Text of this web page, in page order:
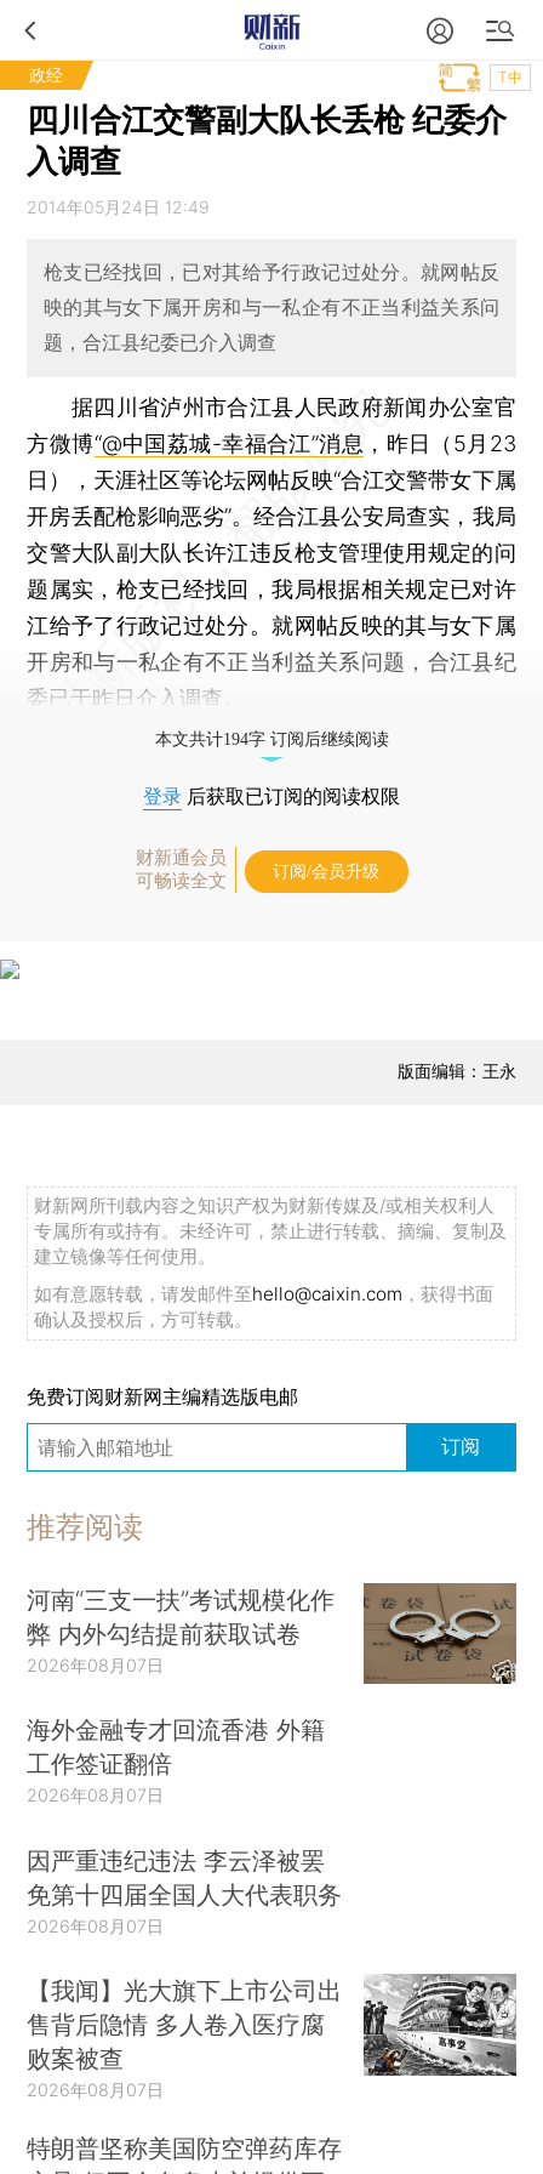
政经 T中
四川合江交警副大队长丢枪 纪委介
入调查
2014年05月24日 12:49
枪支已经找回，已对其给予行政记过处分。就网帖反
映的其与女下属开房和与一私企有不正当利益关系问
题，合江县纪委已介入调查
据四川省泸州市合江县人民政府新闻办公室官
方微博“@中国荔城-幸福合江”消息 ，昨日（5月23
日），天涯社区等论坛网帖反映“合江交警带女下属
开房丢配枪影响恶劣”。经合江县公安局查实，我局
交警大队副大队长许江违反枪支管理使用规定的问
题属实，枪支已经找回，我局根据相关规定已对许
江给予了行政记过处分。就网帖反映的其与女下属
开房和与一私企有不正当利益关系问题，合江县纪
委已于昨日介入调查。
本文共计194字 订阅后继续阅读
登录 后获取已订阅的阅读权限
财新通会员
可畅读全文
订阅/会员升级
版面编辑：王永
财新网所刊载内容之知识产权为财新传媒及/或相关权利人
专属所有或持有。未经许可，禁止进行转载、摘编、复制及
建立镜像等任何使用。
如有意愿转载，请发邮件至hello@caixin.com ，获得书面
确认及授权后，方可转载。
免费订阅财新网主编精选版电邮
订阅
推荐阅读
河南“三支一扶”考试规模化作
弊 内外勾结提前获取试卷
2026年08月07日
海外金融专才回流香港 外籍
工作签证翻倍
2026年08月07日
因严重违纪违法 李云泽被罢
免第十四届全国人大代表职务
2026年08月07日
【我闻】光大旗下上市公司出
售背后隐情 多人卷入医疗腐
败案被查
2026年08月07日
特朗普坚称美国防空弹药库存